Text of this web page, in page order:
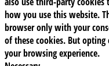
how you use this website.
browser only with your
of these cookies. But
your browsing experience.